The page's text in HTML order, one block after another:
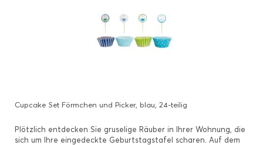
Cupcake Set Förmchen und Picker, blau, 24-teilig
Plötzlich entdecken Sie gruselige Räuber in Ihrer Wohnung, die
sich um Ihre eingedeckte Geburtstagstafel scharen. Auf dem